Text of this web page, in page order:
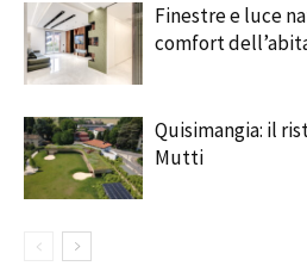
Finestre e luce
comfort
Quisimangia: il
Mutti